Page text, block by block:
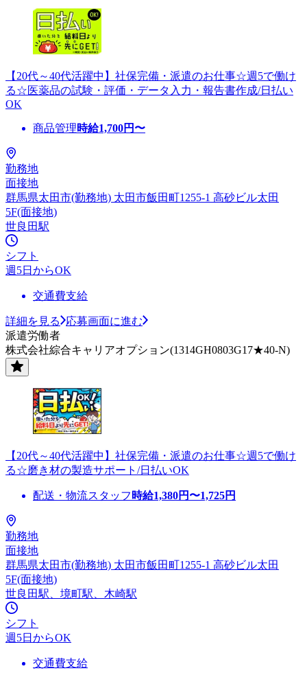
【20代～40代活躍中】社保完備・派遣のお仕事☆週5で働け
る☆医薬品の試験・評価・データ入力・報告書作成/日払い
OK
商品管理時給1,700円〜
勤務地
面接地
群馬県太田市(勤務地) 太田市飯田町1255-1 高砂ビル太田
5F(面接地)
世良田駅
シフト
週5日からOK
交通費支給
詳細を見る
応募画面に進む
派遣労働者
株式会社綜合キャリアオプション(1314GH0803G17★40-N)
【20代～40代活躍中】社保完備・派遣のお仕事☆週5で働け
る☆磨き材の製造サポート/日払いOK
配送・物流スタッフ 時給1,380円〜1,725円
勤務地
面接地
群馬県太田市(勤務地) 太田市飯田町1255-1 高砂ビル太田
5F(面接地)
世良田駅、境町駅、木崎駅
シフト
週5日からOK
交通費支給